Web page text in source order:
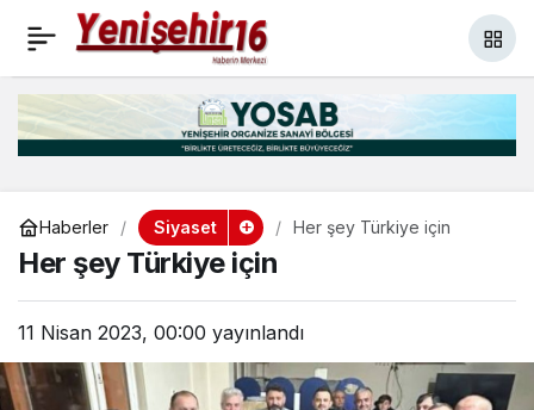
Haberler Siyaset Her şey Türkiye için
Her şey Türkiye için
11 Nisan 2023, 00:00 yayınlandı
HEP BİRLİKTE
BAŞARACAĞIZ
Paylaş